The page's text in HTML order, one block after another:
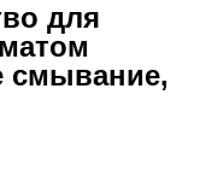
для
смывание,